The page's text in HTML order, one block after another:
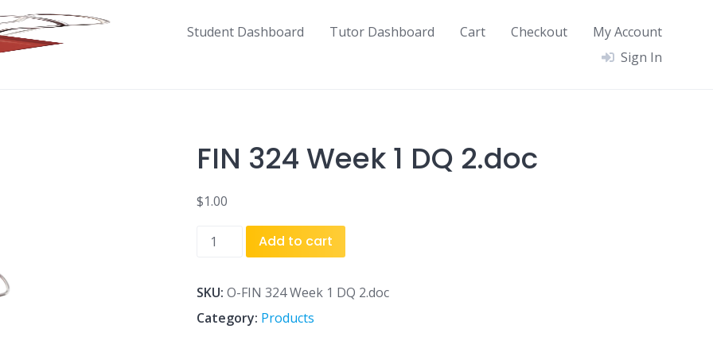
Student Dashboard Tutor Dashboard Cart Checkout
My Account
Sign In
FIN 324 Week 1 DQ 2.doc
$1.00
FIN
1
DQ
Add to cart
SKU: O-FIN 324 Week 1 DQ 2.doc
Category: Products